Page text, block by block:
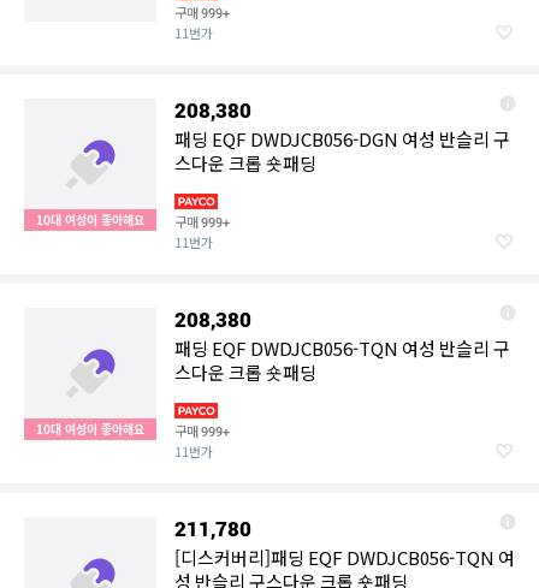
구매999+
11번가
10대 여성이 좋아해요
208,380
패딩 EQF DWDJCB056-DGN 여성 반슬리 구
스다운 크롭 숏패딩
구매999+
11번가
10대 여성이 좋아해요
208,380
패딩 EQF DWDJCB056-TQN 여성 반슬리 구
스다운 크롭 숏패딩
구매999+
11번가
211,780
[디스커버리]패딩 EQF DWDJCB056-TQN 여
성 반슬리 구스다운 크롭 숏패딩